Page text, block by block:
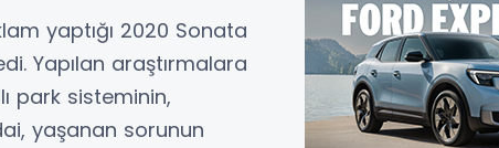
yaptığı 2020 Sonata
Yapılan araştırmalara
park sisteminin,
yaşanan sorunun